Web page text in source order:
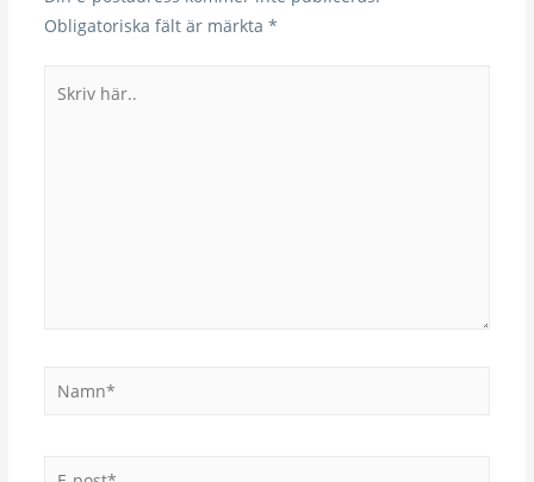
Obligatoriska fält är märkta *